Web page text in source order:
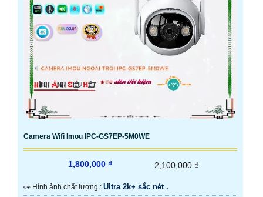
Camera Wifi Imou IPC-GS7EP-5M0WE
1,800,000 ₫ 2,100,000 ₫
️👀 Hình ảnh chất lượng : Ultra 2k+ sắc nét .